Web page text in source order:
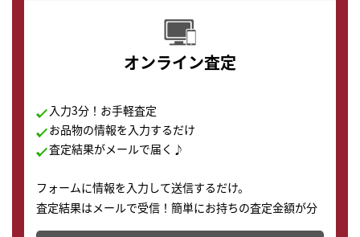
オンライン査定
入力3分！お手軽査定
お品物の情報を入力するだけ
査定結果がメールで届く♪
フォームに情報を入力して送信するだけ。
査定結果はメールで受信！簡単にお持ちの査定金額が分
かります。